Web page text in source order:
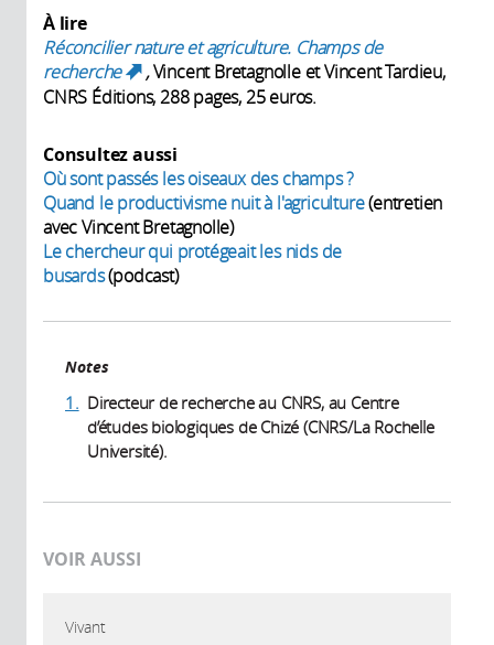
À lire
Réconcilier nature et agriculture. Champs de
recherche
(link is external)
,Vincent Bretagnolle et Vincent Tardieu,
CNRS Éditions, 288 pages, 25 euros.
Consultez aussi
Où sont passés les oiseaux des champs ?
Quand le productivisme nuit à l'agriculture(entretien
avec Vincent Bretagnolle)
Le chercheur qui protégeait les nids de
busards(podcast)
Notes
1. Directeur de recherche au CNRS, au Centre
d’études biologiques de Chizé (CNRS/La Rochelle
Université).
VOIR AUSSI
Vivant